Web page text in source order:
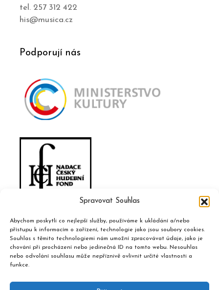
Spravovat Souhlas
Abychom poskytli co nejlepší služby, používáme k ukládání a/nebo
přístupu k informacím o zařízení, technologie jako jsou soubory cookies.
Souhlas s těmito technologiemi nám umožní zpracovávat údaje, jako je
chování při procházení nebo jedinečná ID na tomto webu. Nesouhlas
nebo odvolání souhlasu může nepříznivě ovlivnit určité vlastnosti a
funkce.
tel. 257 312 422
his@musica.cz
Podporují nás